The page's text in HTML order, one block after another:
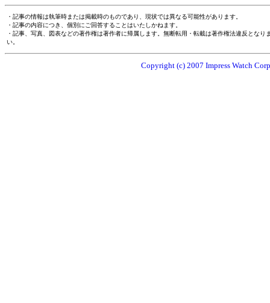
・記事の情報は執筆時または掲載時のものであり、現状では異なる可能性があります。
・記事の内容につき、個別にご回答することはいたしかねます。
・記事、写真、図表などの著作権は著作者に帰属します。無断転用・転載は著作権法違反とな
い。
Copyright (c) 2007 Impress Watch